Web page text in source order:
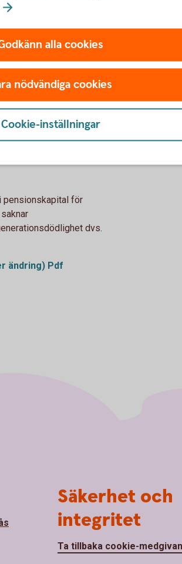
2023-10-01
för
ändring) Pdf
pensionskapital för
dvs.
ändring) Pdf
alla cookies
nödvändiga cookies
Cookie-inställningar
Säkerhet och
integritet
Ta tillbaka cookie-